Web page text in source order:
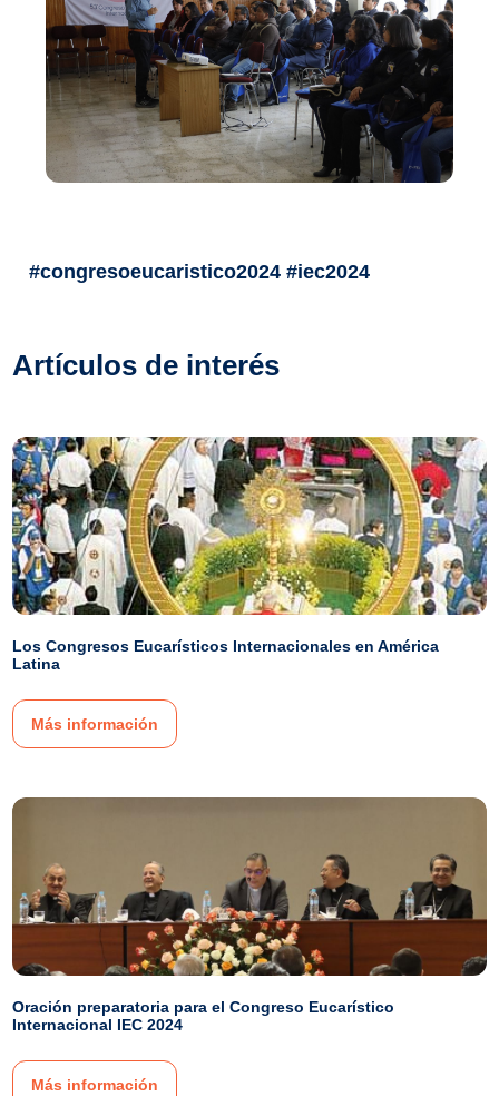
#congresoeucaristico2024 #iec2024
Artículos de interés
Los Congresos Eucarísticos Internacionales en América
Latina
Más información
Oración preparatoria para el Congreso Eucarístico
Internacional IEC 2024
Más información